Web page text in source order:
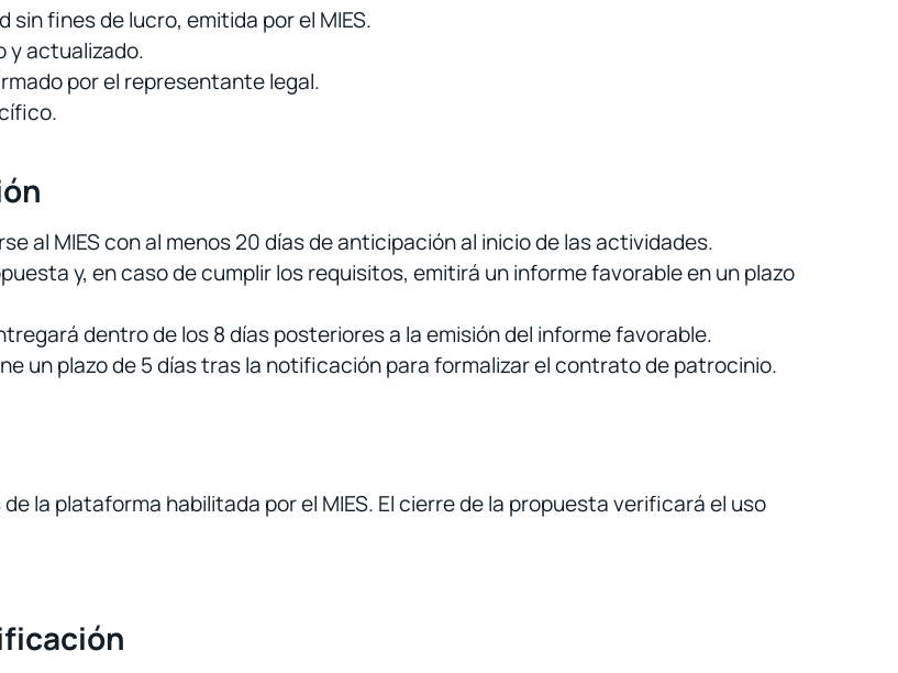
fines de lucro, emitida por el MIES.
y actualizado.
por el representante legal.
al MIES con al menos 20 días de anticipación al inicio de las actividades.
y, en caso de cumplir los requisitos, emitirá un informe favorable en un plazo
dentro de los 8 días posteriores a la emisión del informe favorable.
un plazo de 5 días tras la notificación para formalizar el contrato de patrocinio.
la plataforma habilitada por el MIES. El cierre de la propuesta verificará el uso